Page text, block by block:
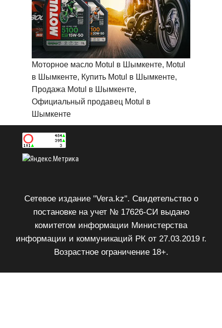
Моторное масло Motul в Шымкенте, Motul
в Шымкенте, Купить Motul в Шымкенте,
Продажа Motul в Шымкенте,
Официальный продавец Motul в
Шымкенте
Сетевое издание "Vera.kz". Свидетельство о
постановке на учет № 17626-СИ выдано
комитетом информации Министерства
информации и коммуникаций РК от 27.03.2019 г.
Возрастное ограничение 18+.